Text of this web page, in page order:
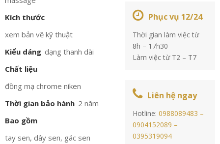
Kích thước
xem bản vẽ kỹ thuật
Kiểu dáng dạng thanh dài
Chất liệu
đồng mạ chrome niken
Thời gian bảo hành 2 năm
Bao gồm
tay sen, dây sen, gác sen
Phục vụ 12/24
Thời gian làm việc từ
8h – 17h30
Làm việc từ T2 – T7
Liên hệ ngay
Hotline:0988089483 –
0904152089 –
0395319094